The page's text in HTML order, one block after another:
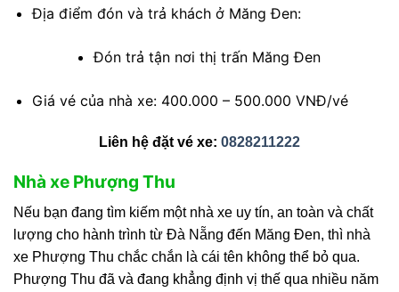
Địa điểm đón và trả khách ở Măng Đen:
Đón trả tận nơi thị trấn Măng Đen
Giá vé của nhà xe: 400.000 – 500.000 VNĐ/vé
Liên hệ đặt vé xe: 0828211222
Nhà xe Phượng Thu
Nếu bạn đang tìm kiếm một nhà xe uy tín, an toàn và chất
lượng cho hành trình từ Đà Nẵng đến Măng Đen, thì nhà
xe Phượng Thu chắc chắn là cái tên không thể bỏ qua.
Phượng Thu đã và đang khẳng định vị thế qua nhiều năm